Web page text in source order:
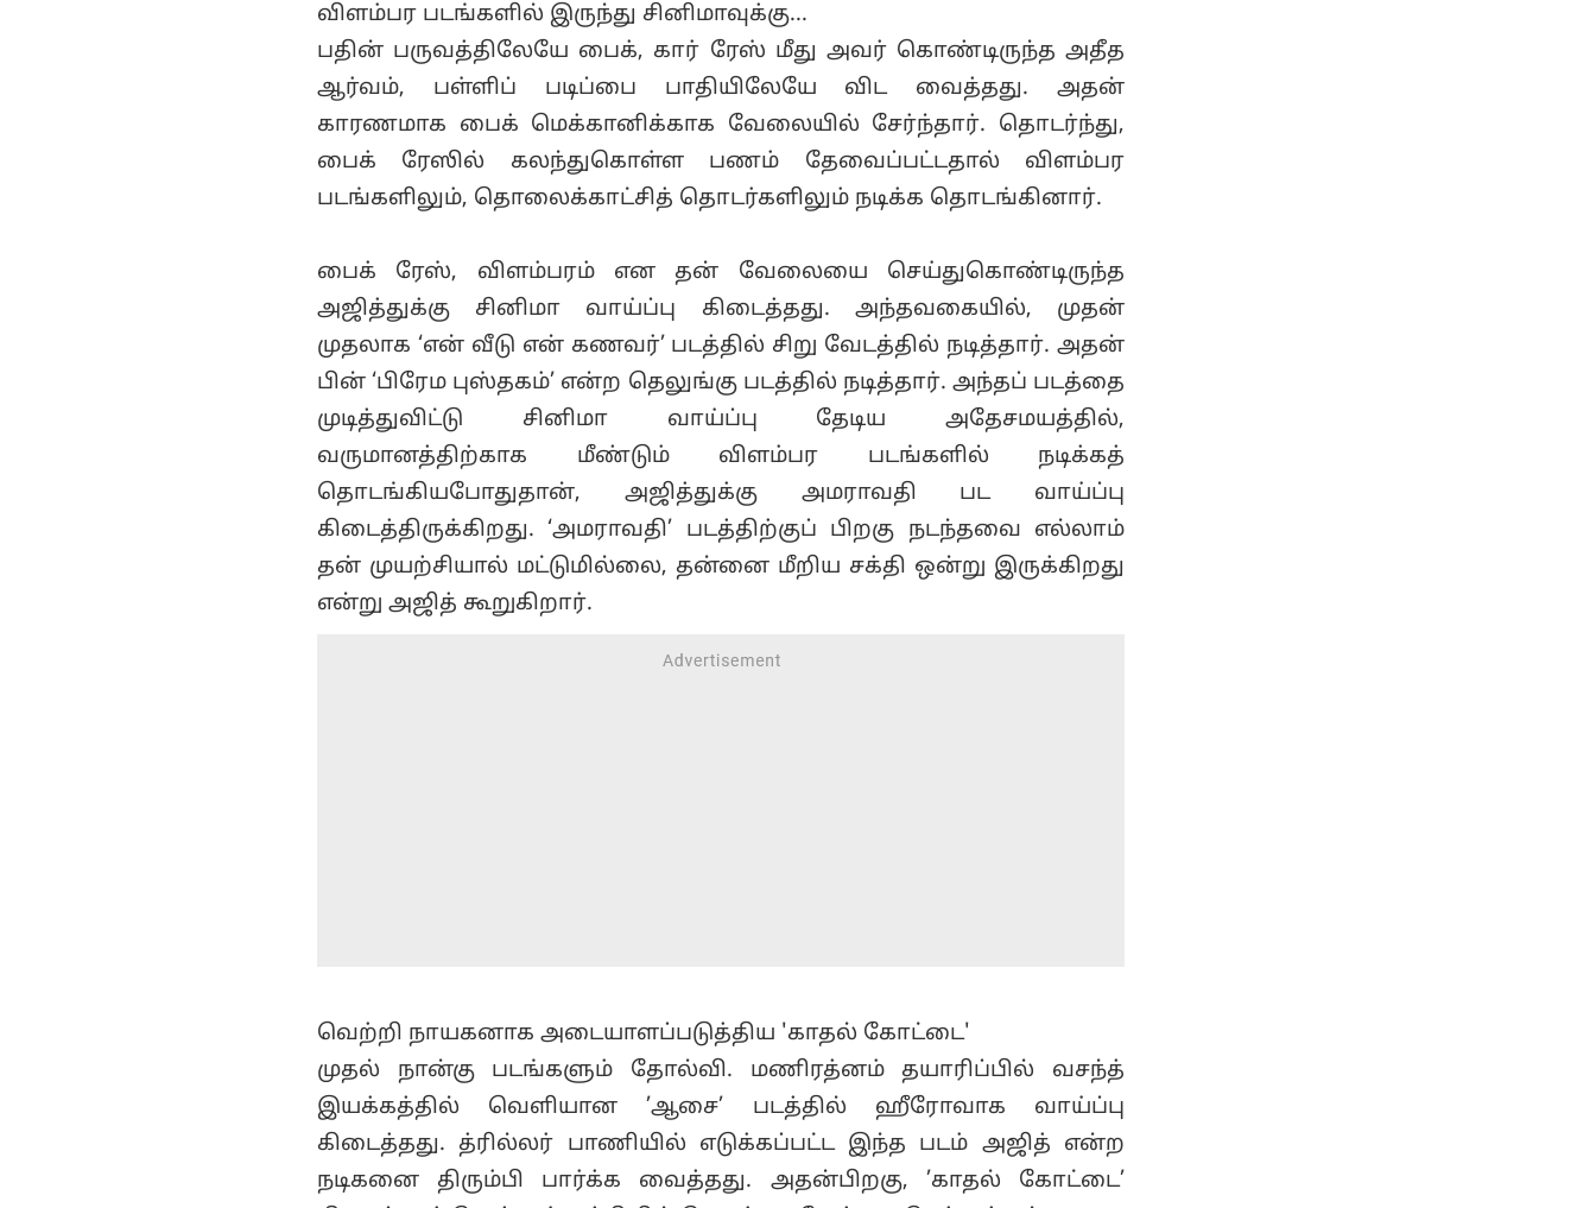
விளம்பர படங்களில் இருந்து சினிமாவுக்கு...
பதின் பருவத்திலேயே பைக், கார் ரேஸ் மீது அவர் கொண்டிருந்த அதீத
ஆர்வம், பள்ளிப் படிப்பை பாதியிலேயே விட வைத்தது. அதன்
காரணமாக பைக் மெக்கானிக்காக வேலையில் சேர்ந்தார். தொடர்ந்து,
பைக் ரேஸில் கலந்துகொள்ள பணம் தேவைப்பட்டதால் விளம்பர
படங்களிலும், தொலைக்காட்சித் தொடர்களிலும் நடிக்க தொடங்கினார்.
பைக் ரேஸ், விளம்பரம் என தன் வேலையை செய்துகொண்டிருந்த
அஜித்துக்கு சினிமா வாய்ப்பு கிடைத்தது. அந்தவகையில், முதன்
முதலாக ‘என் வீடு என் கணவர்’ படத்தில் சிறு வேடத்தில் நடித்தார். அதன்
பின் ‘பிரேம புஸ்தகம்’ என்ற தெலுங்கு படத்தில் நடித்தார். அந்தப் படத்தை
முடித்துவிட்டு சினிமா வாய்ப்பு தேடிய அதேசமயத்தில்,
வருமானத்திற்காக மீண்டும் விளம்பர படங்களில் நடிக்கத்
தொடங்கியபோதுதான், அஜித்துக்கு அமராவதி பட வாய்ப்பு
கிடைத்திருக்கிறது. ‘அமராவதி’ படத்திற்குப் பிறகு நடந்தவை எல்லாம்
தன் முயற்சியால் மட்டுமில்லை, தன்னை மீறிய சக்தி ஒன்று இருக்கிறது
என்று அஜித் கூறுகிறார்.
வெற்றி நாயகனாக அடையாளப்படுத்திய 'காதல் கோட்டை'
முதல் நான்கு படங்களும் தோல்வி. மணிரத்னம் தயாரிப்பில் வசந்த்
இயக்கத்தில் வெளியான ’ஆசை’ படத்தில் ஹீரோவாக வாய்ப்பு
கிடைத்தது. த்ரில்லர் பாணியில் எடுக்கப்பட்ட இந்த படம் அஜித் என்ற
நடிகனை திரும்பி பார்க்க வைத்தது. அதன்பிறகு, ’காதல் கோட்டை’